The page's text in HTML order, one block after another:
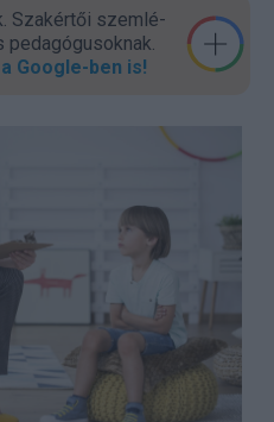
Szakér­tői szem­lé­
pedagógu­sok­nak.
Google-ben is!